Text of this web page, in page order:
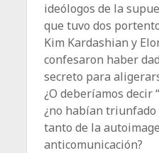
ideólogos de la
que tuvo dos
Kim Kardashian y
confesaron haber
secreto para
¿O deberíamos decir
¿no habían triunfado
tanto de la
anticomunicación?